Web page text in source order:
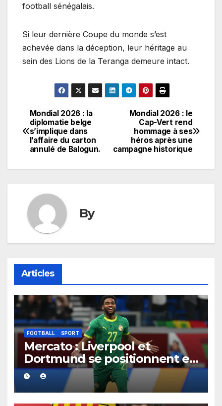
football sénégalais.
​Si leur dernière Coupe du monde s’est
achevée dans la déception, leur héritage au
sein des Lions de la Teranga demeure intact.
Navigation
de
Mondial 2026 : le
Cap-Vert rend
hommage à ses
héros après une
campagne historique
Mondial 2026 : la
diplomatie belge
s’implique dans
l’affaire du carton
annulé de Balogun.
By
Articles
FOOTBALL SPORT
Mercato : Liverpool et
Dortmund se positionnent en
favoris pour recruter Ibrahim
Mbaye